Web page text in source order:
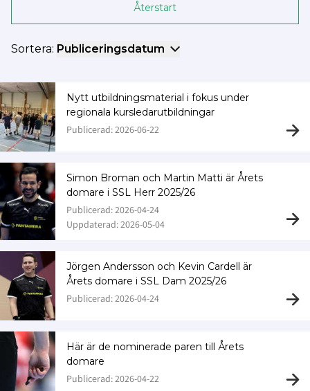
Återstart
Sortera: Publiceringsdatum
Nytt utbildningsmaterial i fokus under
regionala kursledarutbildningar
Publicerad: 2026-06-22
Simon Broman och Martin Matti är Årets
domare i SSL Herr 2025/26
Publicerad: 2026-04-24
Uppdaterad: 2026-05-04
Jörgen Andersson och Kevin Cardell är
Årets domare i SSL Dam 2025/26
Publicerad: 2026-04-24
Här är de nominerade paren till Årets
domare
Publicerad: 2026-04-22